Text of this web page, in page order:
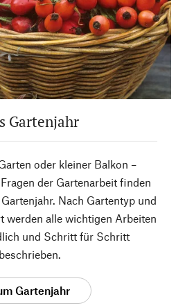
Gartenjahr
oder kleiner Balkon –
der Gartenarbeit finden
Nach Gartentyp und
werden alle wichtigen Arbeiten
und Schritt für Schritt
beschrieben.
Gartenjahr